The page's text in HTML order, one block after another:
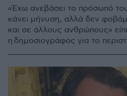
«Έχω ανεβάσει το πρόσωπό
κάνει μήνυση, αλλά δεν
και σε άλλους ανθρώπους»
η δημοσιογράφος για το